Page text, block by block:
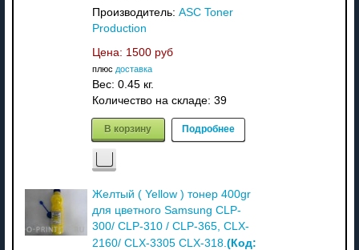
Производитель: ASC Toner
Production
Цена: 1500 руб
плюс доставка
Вес: 0.45 кг.
Количество на складе: 39
В корзину Подробнее
Желтый ( Yellow ) тонер 400gr
для цветного Samsung CLP-
300/ CLP-310 / CLP-365, CLX-
2160/ CLX-3305 CLX-318. (Код: